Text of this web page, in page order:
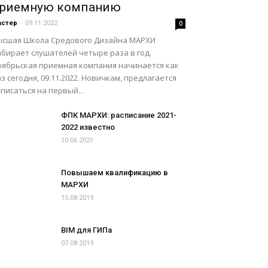
компанию
- 09.11.2022 0
Школа Средового Дизайна МАРХИ
слушателей четыре раза в год.
приемная компания начинается как
сегодня, 09.11.2022. Новичкам, предлагается
на первый...
ФПК МАРХИ: расписание 2021-
2022 известно
10.06.2021
Повышаем квалификацию в
МАРХИ
15.08.2019
BIM для ГИПа
07.08.2019